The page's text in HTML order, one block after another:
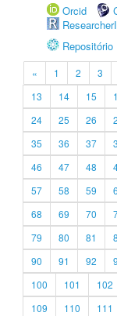
Orcid
« 1 2 3
13
14 15
24
25 26
35
36 37
46
47 48
57
58 59
68
69 70
79
80 81
90
91 92
100
101 102
109
110 111